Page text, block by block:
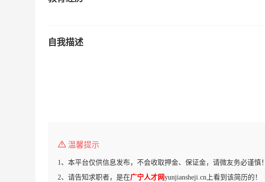
自我描述
温馨提示
1、本平台仅供信息发布，不会收取押金、保证金，请微友务必谨慎！
2、请告知求职者，是在广宁人才网yunjiansheji.cn上看到该简历的！